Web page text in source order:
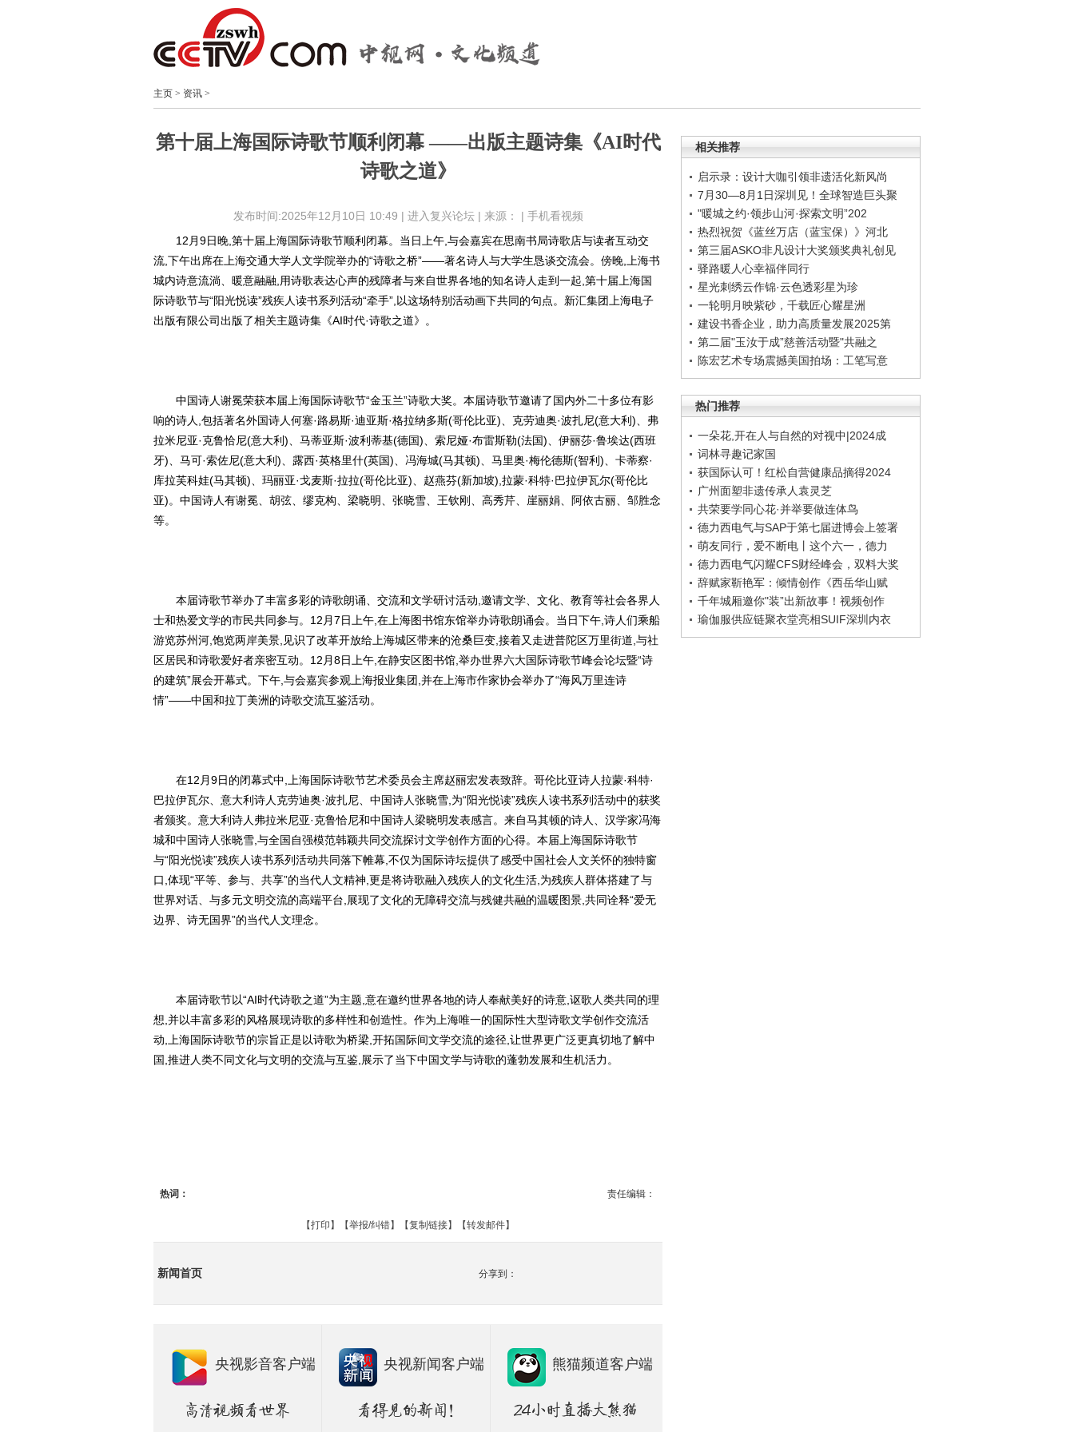
主页 > 资讯 >
第十届上海国际诗歌节顺利闭幕 ——出版主题诗集《AI时代
诗歌之道》
发布时间:2025年12月10日 10:49 | 进入复兴论坛| 来源： | 手机看视频
相关推荐
启示录：设计大咖引领非遗活化新风尚
7月30—8月1日深圳见！全球智造巨头聚
"暖城之约·领步山河·探索文明”202
热烈祝贺《蓝丝万店（蓝宝保）》河北
第三届ASKO非凡设计大奖颁奖典礼创见
驿路暖人心幸福伴同行
星光刺绣云作锦·云色透彩星为珍
一轮明月映紫砂，千载匠心耀星洲
建设书香企业，助力高质量发展2025第
第二届"玉汝于成”慈善活动暨"共融之
陈宏艺术专场震撼美国拍场：工笔写意
热门推荐
一朵花,开在人与自然的对视中|2024成
词林寻趣记家国
获国际认可！红松自营健康品摘得2024
广州面塑非遗传承人袁灵芝
共荣要学同心花·并举要做连体鸟
德力西电气与SAP于第七届进博会上签署
萌友同行，爱不断电丨这个六一，德力
德力西电气闪耀CFS财经峰会，双料大奖
辞赋家靳艳军：倾情创作《西岳华山赋
千年城厢邀你"装”出新故事！视频创作
瑜伽服供应链聚衣堂亮相SUIF深圳内衣
12月9日晚,第十届上海国际诗歌节顺利闭幕。当日上午,与会嘉宾在思南书局诗歌店与读者互动交
流,下午出席在上海交通大学人文学院举办的“诗歌之桥”——著名诗人与大学生恳谈交流会。傍晚,上海书
城内诗意流淌、暖意融融,用诗歌表达心声的残障者与来自世界各地的知名诗人走到一起,第十届上海国
际诗歌节与“阳光悦读”残疾人读书系列活动“牵手”,以这场特别活动画下共同的句点。新汇集团上海电子
出版有限公司出版了相关主题诗集《AI时代·诗歌之道》。
中国诗人谢冕荣获本届上海国际诗歌节“金玉兰”诗歌大奖。本届诗歌节邀请了国内外二十多位有影
响的诗人,包括著名外国诗人何塞·路易斯·迪亚斯·格拉纳多斯(哥伦比亚)、克劳迪奥·波扎尼(意大利)、弗
拉米尼亚·克鲁恰尼(意大利)、马蒂亚斯·波利蒂基(德国)、索尼娅·布雷斯勒(法国)、伊丽莎·鲁埃达(西班
牙)、马可·索佐尼(意大利)、露西·英格里什(英国)、冯海城(马其顿)、马里奥·梅伦德斯(智利)、卡蒂察·
库拉芙科娃(马其顿)、玛丽亚·戈麦斯·拉拉(哥伦比亚)、赵燕芬(新加坡),拉蒙·科特·巴拉伊瓦尔(哥伦比
亚)。中国诗人有谢冕、胡弦、缪克构、梁晓明、张晓雪、王钦刚、高秀芹、崖丽娟、阿依古丽、邹胜念
等。
本届诗歌节举办了丰富多彩的诗歌朗诵、交流和文学研讨活动,邀请文学、文化、教育等社会各界人
士和热爱文学的市民共同参与。12月7日上午,在上海图书馆东馆举办诗歌朗诵会。当日下午,诗人们乘船
游览苏州河,饱览两岸美景,见识了改革开放给上海城区带来的沧桑巨变,接着又走进普陀区万里街道,与社
区居民和诗歌爱好者亲密互动。12月8日上午,在静安区图书馆,举办世界六大国际诗歌节峰会论坛暨“诗
的建筑”展会开幕式。下午,与会嘉宾参观上海报业集团,并在上海市作家协会举办了“海风万里连诗
情”——中国和拉丁美洲的诗歌交流互鉴活动。
在12月9日的闭幕式中,上海国际诗歌节艺术委员会主席赵丽宏发表致辞。哥伦比亚诗人拉蒙·科特·
巴拉伊瓦尔、意大利诗人克劳迪奥·波扎尼、中国诗人张晓雪,为“阳光悦读”残疾人读书系列活动中的获奖
者颁奖。意大利诗人弗拉米尼亚·克鲁恰尼和中国诗人梁晓明发表感言。来自马其顿的诗人、汉学家冯海
城和中国诗人张晓雪,与全国自强模范韩颖共同交流探讨文学创作方面的心得。本届上海国际诗歌节
与“阳光悦读”残疾人读书系列活动共同落下帷幕,不仅为国际诗坛提供了感受中国社会人文关怀的独特窗
口,体现“平等、参与、共享”的当代人文精神,更是将诗歌融入残疾人的文化生活,为残疾人群体搭建了与
世界对话、与多元文明交流的高端平台,展现了文化的无障碍交流与残健共融的温暖图景,共同诠释“爱无
边界、诗无国界”的当代人文理念。
本届诗歌节以“AI时代诗歌之道”为主题,意在邀约世界各地的诗人奉献美好的诗意,讴歌人类共同的理
想,并以丰富多彩的风格展现诗歌的多样性和创造性。作为上海唯一的国际性大型诗歌文学创作交流活
动,上海国际诗歌节的宗旨正是以诗歌为桥梁,开拓国际间文学交流的途径,让世界更广泛更真切地了解中
国,推进人类不同文化与文明的交流与互鉴,展示了当下中国文学与诗歌的蓬勃发展和生机活力。
责任编辑：
热词：
【打印 】【举报/纠错】【复制链接】【转发邮件】
新闻首页 分享到：
央视影音客户端 央视新闻客户端 熊猫频道客户端